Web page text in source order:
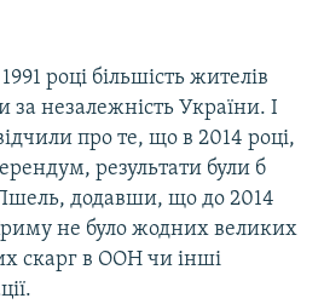
році більшість жителів
за незалежність України. І
про те, що в 2014 році,
результати були б
додавши, що до 2014
не було жодних великих
скарг в ООН чи інші